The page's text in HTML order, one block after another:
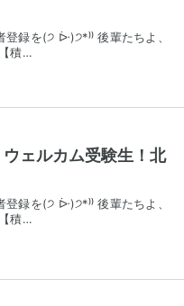
録を(੭ ᐕ)੭*⁾⁾ 後輩たちよ、
積…
ェルカム受験生！北
録を(੭ ᐕ)੭*⁾⁾ 後輩たちよ、
積…